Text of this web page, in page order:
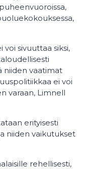
sivuuttaa siksi,
niiden vaatimat
ei voi
varaan, Limnell
erityisesti
niiden vaikutukset
rehellisesti,